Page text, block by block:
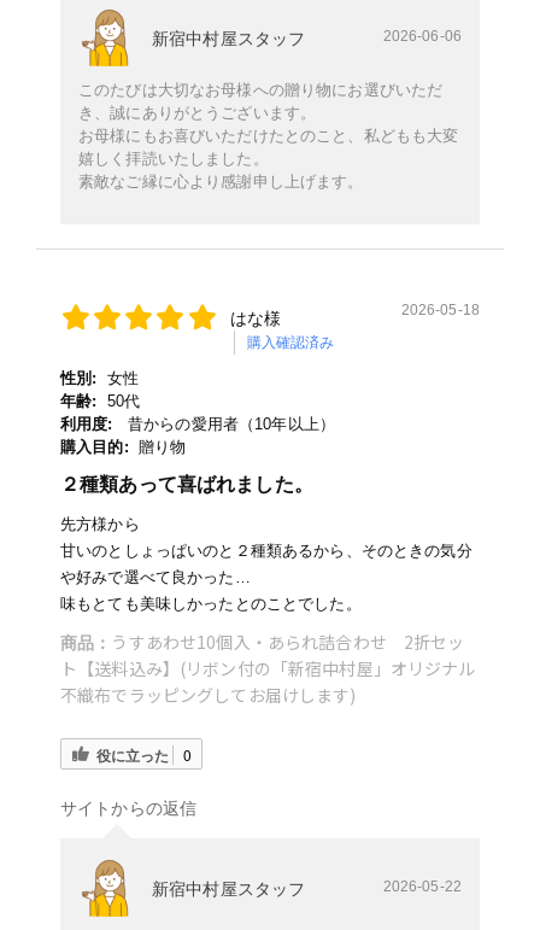
新宿中村屋スタッフ 2026-06-06
このたびは大切なお母様への贈り物にお選びいただ
き、誠にありがとうございます。
お母様にもお喜びいただけたとのこと、私どもも大変
嬉しく拝読いたしました。
素敵なご縁に心より感謝申し上げます。
はな様
購入確認済み
2026-05-18
性別:
女性
年齢:
50代
利用度:
昔からの愛用者（10年以上）
購入目的: 贈り物
２種類あって喜ばれました。
先方様から
甘いのとしょっぱいのと２種類あるから、そのときの気分
や好みで選べて良かった…
味もとても美味しかったとのことでした。
商品： うすあわせ10個入・あられ詰合わせ 2折セッ
ト【送料込み】(リボン付の「新宿中村屋」オリジナル
不織布でラッピングしてお届けします)
役に立った 0
サイトからの返信
新宿中村屋スタッフ 2026-05-22